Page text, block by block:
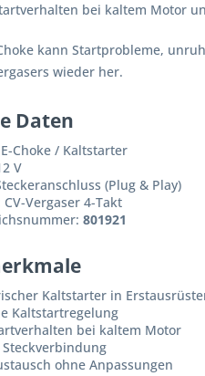
bei kaltem Motor
kann Startprobleme,
wieder her.
Daten
Choke / Kaltstarter
V
(Plug & Play)
Vergaser 4-Takt
801921
Kaltstarter in
Kaltstartregelung
bei kaltem Motor
Steckverbindung
ohne Anpassungen